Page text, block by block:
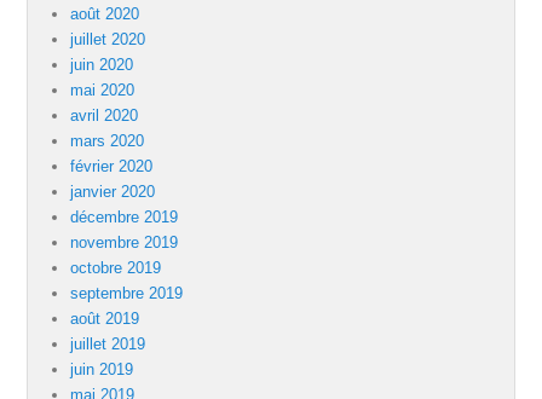
août 2020
juillet 2020
juin 2020
mai 2020
avril 2020
mars 2020
février 2020
janvier 2020
décembre 2019
novembre 2019
octobre 2019
septembre 2019
août 2019
juillet 2019
juin 2019
mai 2019